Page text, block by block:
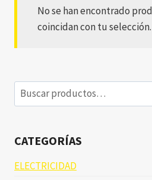
No se han encontrado
coincidan con tu selección.
Buscar
por:
CATEGORÍAS
ELECTRICIDAD